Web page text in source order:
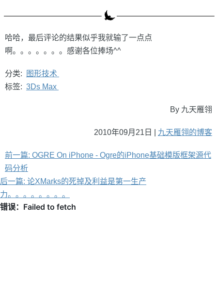
哈哈，最后评论的结果似乎我就输了一点点
啊。。。。。。。感谢各位捧场^^
分类:
图形技术
标签: 3Ds Max
By 九天雁翎
2010年09月21日 | 九天雁翎的博客
前一篇: OGRE On iPhone - Ogre的iPhone基础模版框架源代
码分析
后一篇: 论XMarks的死掉及利益是第一生产
力。。。。。。。。